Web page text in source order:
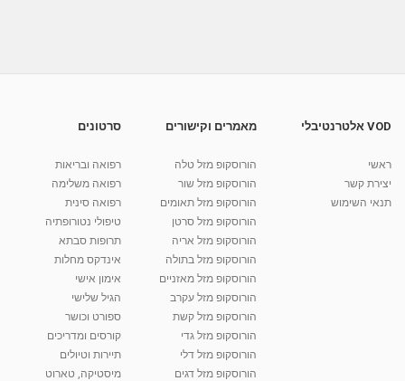
מאת
10:17
קרין גורן - העוגה המתגלצ’ת ללא קמח
38.5k צפיות
01:37
יוסי שר - מתמחה בשיטת אלכסנדר וטאי צ'י
2,734 צפיות
רנה רז-גילו -טיפול אנרגטי ויעוץ רוחני - נומרולוגית
VOD אלטרנטיבלי
ראשי
יצירת קשר
תנאי השימוש
מאמרים וקישורים
הורוסקופ מזל טלה
הורוסקופ מזל שור
הורוסקופ מזל תאומים
הורוסקופ מזל סרטן
הורוסקופ מזל אריה
הורוסקופ מזל בתולה
הורוסקופ מזל מאזניים
הורוסקופ מזל עקרב
הורוסקופ מזל קשת
הורוסקופ מזל גדי
הורוסקופ מזל דלי
הורוסקופ מזל דגים
סרטונים
רפואה ובריאות
רפואה משלימה
רפואה סינית
טיפולי נטורופתיה
תרופות סבתא
אינדקס מחלות
אימון אישי
הגיל שלישי
ספורט וכושר
קורסים ומדריכים
תיירות וטיולים
מיסטיקה, טארוט